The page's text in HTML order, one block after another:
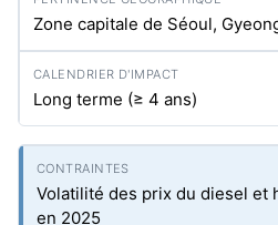
Zone capitale de Séoul,
Long terme (≥ 4 ans)
Volatilité des prix du diesel et
en 2025